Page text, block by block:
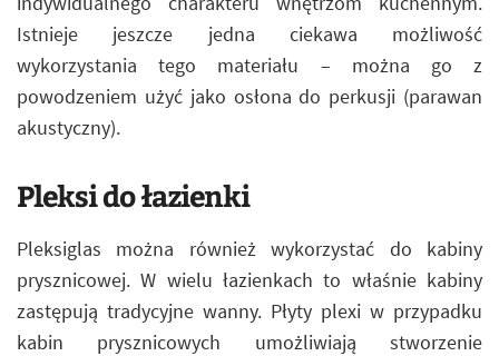
Istnieje jeszcze jedna ciekawa możliwość
wykorzystania tego materiału – można go z
powodzeniem użyć jako osłona do perkusji (parawan
akustyczny).
Pleksi do łazienki
Pleksiglas można również wykorzystać do kabiny
prysznicowej. W wielu łazienkach to właśnie kabiny
zastępują tradycyjne wanny. Płyty plexi w przypadku
kabin prysznicowych umożliwiają stworzenie